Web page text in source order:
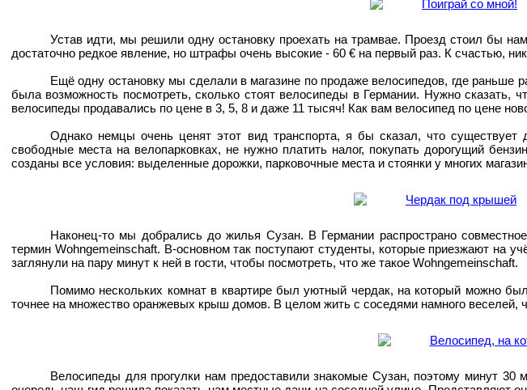
Устав идти, мы решили одну остановку проехать на трамвае. Проезд стоил бы
достаточно редкое явление, но штрафы очень высокие - 60 € на первый раз. К счастью,
Ещё одну остановку мы сделали в магазине по продаже велосипедов, где
была возможность посмотреть, сколько стоят велосипеды в Германии. Нужно
велосипеды продавались по цене в 3, 5, 8 и даже 11 тысяч! Как вам велосипед по цене
Однако немцы очень ценят этот вид транспорта, я бы сказал, что
свободные места на велопарковках, не нужно платить налог, покупать дорогущий
созданы все условия: выделенные дорожки, парковочные места и стоянки у многих
Наконец-то мы добрались до жилья Сузан. В Германии распространо
термин Wohngemeinschaft. В-основном так поступают студенты, которые приезжают на
заглянули на пару минут к ней в гости, чтобы посмотреть, что же такое Wohngemeinschaft.
Помимо нескольких комнат в квартире был уютный чердак, на который можно
точнее на множество оранжевых крыш домов. В целом жить с соседями намного веселей,
Велосипеды для прогулки нам предоставили знакомые Сузан, поэтому минут